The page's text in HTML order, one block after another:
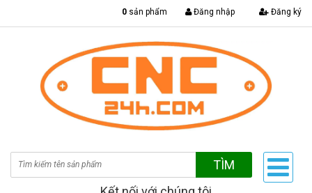
0 sản phẩm Đăng nhập Đăng ký
TÌM